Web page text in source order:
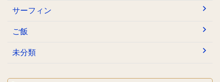
サーフィン
ご飯
未分類